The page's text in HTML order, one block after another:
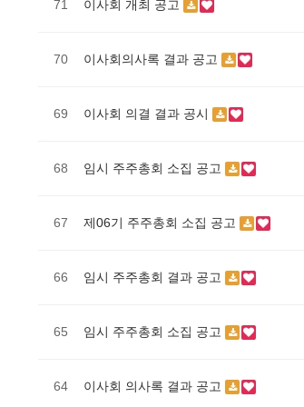
71 이사회 개최 공고
70 이사회의사록 결과 공고
69 이사회 의결 결과 공시
68 임시 주주총회 소집 공고
67 제06기 주주총회 소집 공고
66 임시 주주총회 결과 공고
65 임시 주주총회 소집 공고
64 이사회 의사록 결과 공고